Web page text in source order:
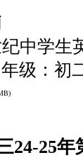
中学生
：初
24-25